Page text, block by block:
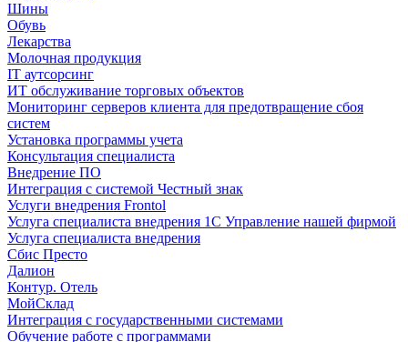
Шины
Обувь
Лекарства
Молочная продукция
IT аутсорсинг
ИТ обслуживание торговых объектов
Мониторинг серверов клиента для предотвращение сбоя
систем
Установка программы учета
Консультация специалиста
Внедрение ПО
Интеграция с системой Честный знак
Услуги внедрения Frontol
Услуга специалиста внедрения 1С Управление нашей фирмой
Услуга специалиста внедрения
Сбис Престо
Далион
Контур. Отель
МойСклад
Интеграция с государственными системами
Обучение работе с программами